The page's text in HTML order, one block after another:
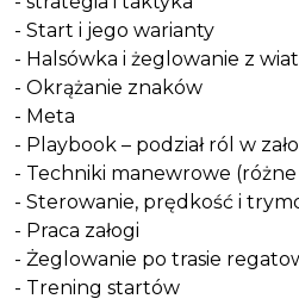
- Start i jego warianty
- Halsówka i żeglowanie z
- Okrążanie znaków
- Meta
- Playbook – podział ról w
- Techniki manewrowe
- Sterowanie, prędkość i
- Praca załogi
- Żeglowanie po trasie
- Trening startów